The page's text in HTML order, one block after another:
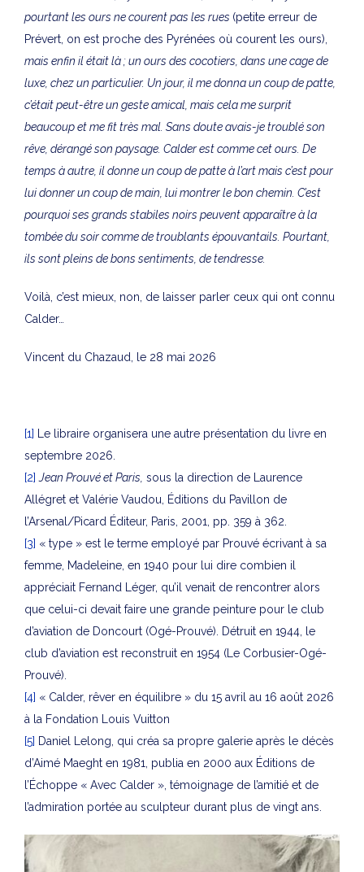
pourtant les ours ne courent pas les rues (petite erreur de
Prévert, on est proche des Pyrénées où courent les ours),
mais enfin il était là ; un ours des cocotiers, dans une cage de
luxe, chez un particulier. Un jour, il me donna un coup de patte,
c’était peut-être un geste amical, mais cela me surprit
beaucoup et me fit très mal. Sans doute avais-je troublé son
rêve, dérangé son paysage. Calder est comme cet ours. De
temps à autre, il donne un coup de patte à l’art mais c’est pour
lui donner un coup de main, lui montrer le bon chemin. C’est
pourquoi ses grands stabiles noirs peuvent apparaître à la
tombée du soir comme de troublants épouvantails. Pourtant,
ils sont pleins de bons sentiments, de tendresse.
Voilà, c’est mieux, non, de laisser parler ceux qui ont connu
Calder…
Vincent du Chazaud, le 28 mai 2026
[1]
Le libraire organisera une autre présentation du livre en
septembre 2026.
[2] Jean Prouvé et Paris, sous la direction de Laurence
Allégret et Valérie Vaudou, Éditions du Pavillon de
l’Arsenal/Picard Éditeur, Paris, 2001, pp. 359 à 362.
[3] « type » est le terme employé par Prouvé écrivant à sa
femme, Madeleine, en 1940 pour lui dire combien il
appréciait Fernand Léger, qu’il venait de rencontrer alors
que celui-ci devait faire une grande peinture pour le club
d’aviation de Doncourt (Ogé-Prouvé). Détruit en 1944, le
club d’aviation est reconstruit en 1954 (Le Corbusier-Ogé-
Prouvé).
[4] « Calder, rêver en équilibre » du 15 avril au 16 août 2026
à la Fondation Louis Vuitton
[5] Daniel Lelong, qui créa sa propre galerie après le décès
d’Aimé Maeght en 1981, publia en 2000 aux Éditions de
l’Échoppe « Avec Calder », témoignage de l’amitié et de
l’admiration portée au sculpteur durant plus de vingt ans.